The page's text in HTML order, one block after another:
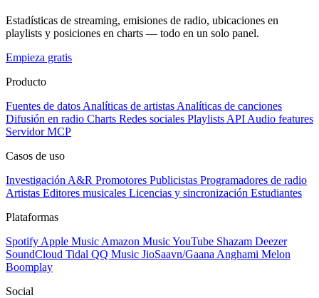
Estadísticas de streaming, emisiones de radio, ubicaciones en
playlists y posiciones en charts — todo en un solo panel.
Empieza gratis
Producto
Fuentes de datos Analíticas de artistas Analíticas de canciones
Difusión en radio Charts Redes sociales Playlists API Audio features
Servidor MCP
Casos de uso
Investigación A&R Promotores Publicistas Programadores de radio
Artistas Editores musicales Licencias y sincronización Estudiantes
Plataformas
Spotify Apple Music Amazon MusicYouTube Shazam Deezer
SoundCloud Tidal QQ Music JioSaavn/Gaana Anghami Melon
Boomplay
Social